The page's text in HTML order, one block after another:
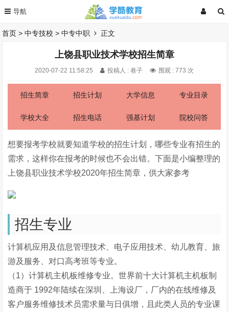
首页 >中专技校 >中专中职 正文
上饶县职业技术学校招生简章
2020-07-22 11:58:25 投稿人 : 巷子 围观 :773 次
招生简章 招生计划 大学信息 专业目录
学校大全 招生电话 强基计划 院校问答
想要报考学校就要知道学校的招生计划，哪些专业有招生的
需求，这样你在报考的时候也不会出错。下面是小编整理的
上饶县职业技术学校2020年招生简章，供大家参考
招生专业
计算机应用及信息管理技术、电子应用技术、幼儿教育、旅
游及服务、对口高考班等专业。
（1）计算机主机板维修专业。世界前十大计算机主机板制
造商于 1992年陆续在深圳、上海设厂，厂内的在线维修及
客户服务维修技术员需求量与日俱增，且此类人员的专业课